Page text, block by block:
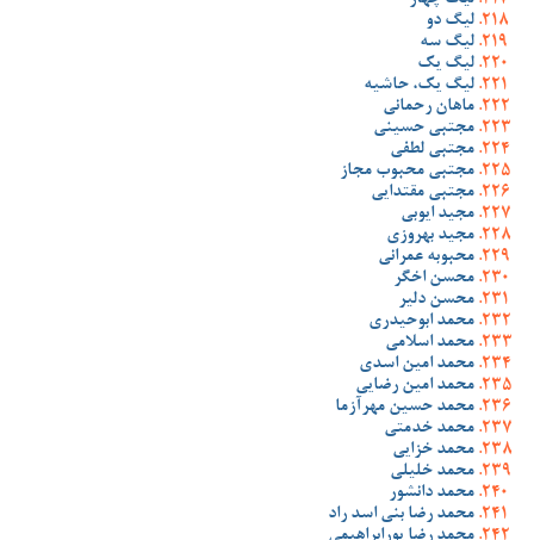
لیگ دو
لیگ سه
لیگ یک
لیگ یک، حاشیه
ماهان رحمانی
مجتبی حسینی
مجتبی لطفی
مجتبی محبوب مجاز
مجتبی مقتدایی
مجید ایوبی
مجید بهروزی
محبوبه عمرانی
محسن اخگر
محسن دلیر
محمد ابوحیدری
محمد اسلامی
محمد امین اسدی
محمد امین رضایی
محمد حسین مهرآزما
محمد خدمتی
محمد خزایی
محمد خلیلی
محمد دانشور
محمد رضا بنی اسد راد